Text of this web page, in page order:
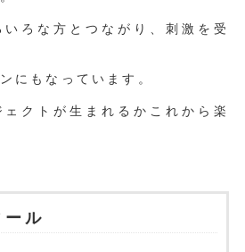
ろな方とつながり、刺激を受
にもなっています。
クトが生まれるかこれから楽
ール